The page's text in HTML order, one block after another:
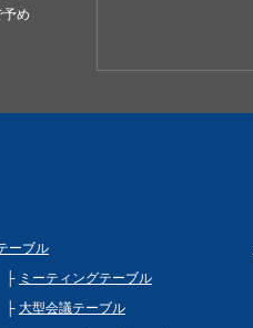
め
ーブル
ミーティングテーブル
大型会議テーブル